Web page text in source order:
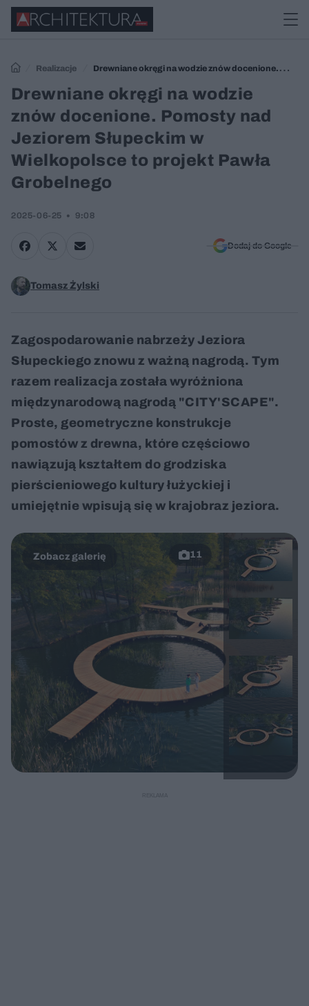
Realizacje
Drewniane okręgi na wodzie znów docenione.
Pomosty nad Jeziorem Słupeckim w Wielkopolsce to projekt Pawła
Drewniane okręgi na wodzie
znów docenione. Pomosty nad
Jeziorem Słupeckim w
Wielkopolsce to projekt Pawła
Grobelnego
2025-06-25 9:08
Dodaj do Google
Tomasz Żylski
Zagospodarowanie nabrzeży Jeziora
Słupeckiego znowu z ważną nagrodą. Tym
razem realizacja została wyróżniona
międzynarodową nagrodą "CITY'SCAPE".
Proste, geometryczne konstrukcje
pomostów z drewna, które częściowo
nawiązują kształtem do grodziska
pierścieniowego kultury łużyckiej i
umiejętnie wpisują się w krajobraz jeziora.
11